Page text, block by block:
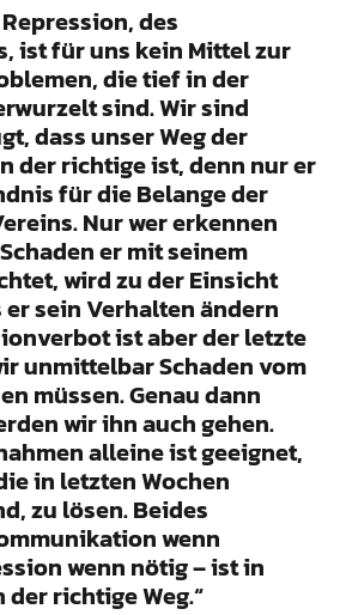
des
ist für uns kein Mittel zur
die tief in der
sind. Wir sind
dass unser Weg der
der richtige ist, denn nur er
für die Belange der
Nur wer erkennen
er mit seinem
wird zu der Einsicht
er sein Verhalten ändern
ist aber der letzte
unmittelbar Schaden vom
müssen. Genau dann
wir ihn auch gehen.
alleine ist geeignet,
in letzten Wochen
zu lösen. Beides
wenn
wenn nötig – ist in
richtige Weg.“